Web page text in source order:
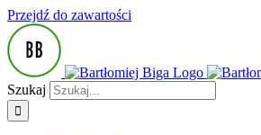
Przejdź do zawartości
Szukaj